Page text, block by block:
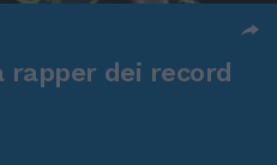
rapper dei record